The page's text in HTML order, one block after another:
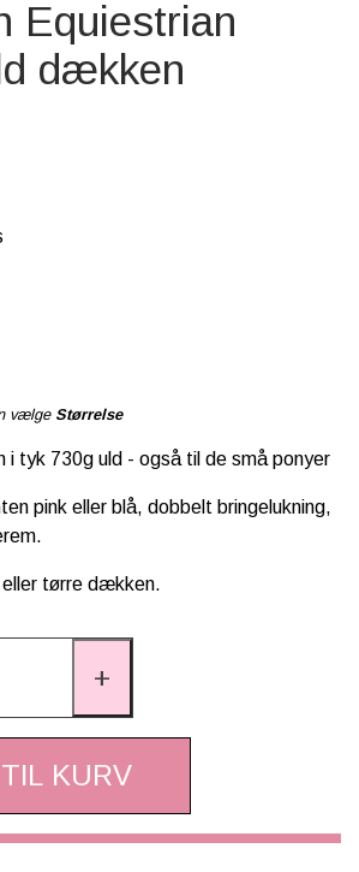
HEST & TILBEHØR
SKOLE, KREA & TILBEHØR
Equiestrian
dækken
vælge Størrelse
tyk 730g uld - også til de små ponyer
pink eller blå, dobbelt bringelukning,
tørre dækken.
+
KURV